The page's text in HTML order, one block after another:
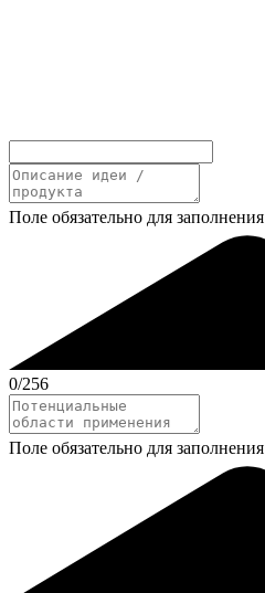
Поле обязательно для заполнения
0/256
Поле обязательно для заполнения